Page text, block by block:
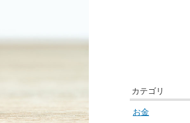
カテゴリ
お金